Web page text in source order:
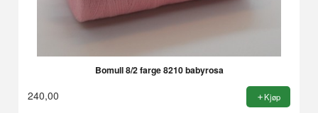
Bomull 8/2 farge 8210 babyrosa
240,00 Kjøp